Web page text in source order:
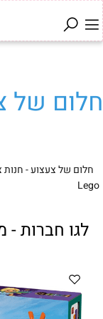
חלום של
חלום של צעצוע - חנות
Lego
לגו חברות -